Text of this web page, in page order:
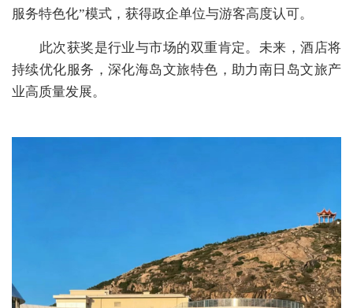
服务特色化”模式，获得政企单位与游客高度认可。
此次获奖是行业与市场的双重肯定。未来，酒店将
持续优化服务，深化海岛文旅特色，助力南日岛文旅产
业高质量发展。